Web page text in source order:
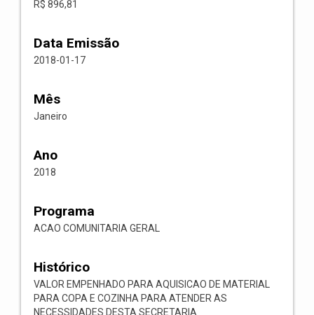
R$ 896,81
Data Emissão
2018-01-17
Mês
Janeiro
Ano
2018
Programa
ACAO COMUNITARIA GERAL
Histórico
VALOR EMPENHADO PARA AQUISICAO DE MATERIAL
PARA COPA E COZINHA PARA ATENDER AS
NECESSIDADES DESTA SECRETARIA